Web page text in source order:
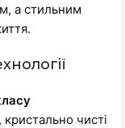
а стильним
чисті